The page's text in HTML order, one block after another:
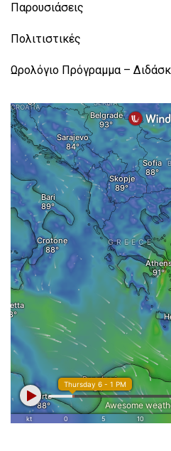
Παρουσιάσεις
Πολιτιστικές
Ωρολόγιο Πρόγραμμα –